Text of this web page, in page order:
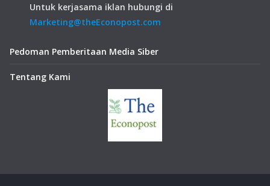
Untuk kerjasama iklan hubungi di
Marketing@theEconopost.com
Pedoman Pemberitaan Media Siber
Tentang Kami